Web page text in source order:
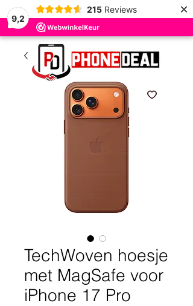
9,2
215 Reviews ×
TechWoven hoesje
met MagSafe voor
iPhone 17 Pro